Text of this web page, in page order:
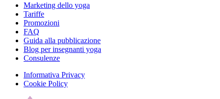
Marketing dello yoga
Tariffe
Promozioni
FAQ
Guida alla pubblicazione
Blog per insegnanti yoga
Consulenze
Informativa Privacy
Cookie Policy